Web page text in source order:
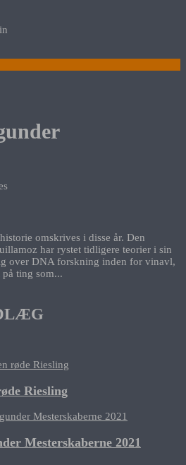
omskrives i disse år. Den
har rystet tidligere teorier i sin
over DNA forskning inden for vinavl,
ting som...
Riesling
Mesterskaberne 2021